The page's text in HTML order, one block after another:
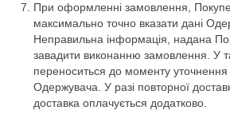
При оформленні замовлення,
максимально точно вказати дані
Неправильна інформація, надана
завадити виконанню замовлення. У
переноситься до моменту уточнення
Одержувача. У разі повторної
доставка оплачується додатково.